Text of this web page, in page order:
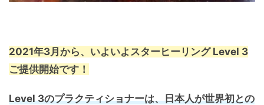
2021年3月から、いよいよスターヒーリング Level 3
ご提供開始です！
Level 3のプラクティショナーは、日本人が世界初との